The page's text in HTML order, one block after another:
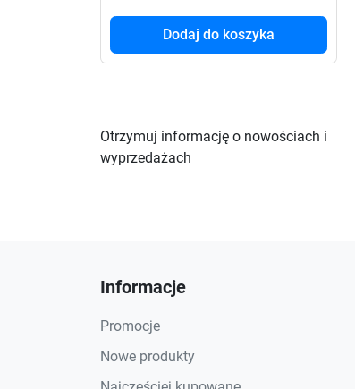
Dodaj do koszyka
Otrzymuj informację o nowościach i
wyprzedażach
Informacje
Promocje
Nowe produkty